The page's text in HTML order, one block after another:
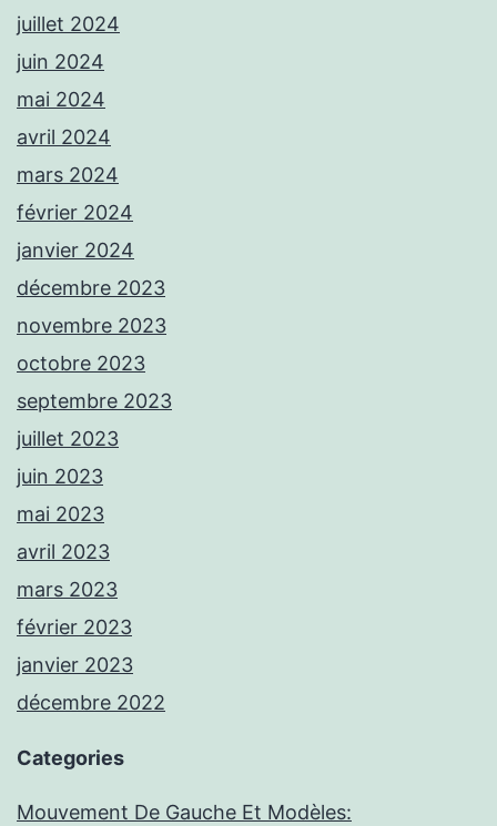
juillet 2024
juin 2024
mai 2024
avril 2024
mars 2024
février 2024
janvier 2024
décembre 2023
novembre 2023
octobre 2023
septembre 2023
juillet 2023
juin 2023
mai 2023
avril 2023
mars 2023
février 2023
janvier 2023
décembre 2022
Categories
Mouvement De Gauche Et Modèles: